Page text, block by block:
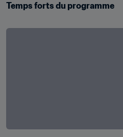
Temps forts du programme